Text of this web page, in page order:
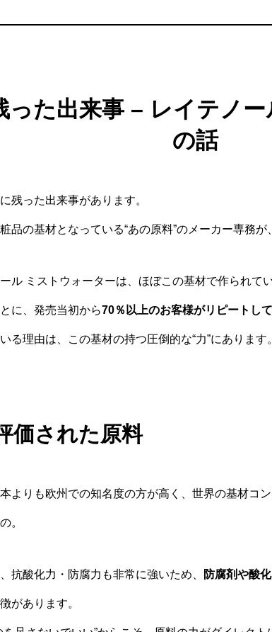
った出来事 – レイテノ
の話
残った出来事があります。
品の基材となっている“あの原料”のメーカー専務
ル ミストウォーターは、ほぼこの基材で作られてい
に、発売当初から70％以上のお客様がリピートし
る理由は、この基材の持つ圧倒的な“力”にあります。
価された原料
よりも欧州での知名度の方が高く、世界の基材コ
。
抗酸化力・防腐力も非常に強いため、 防腐剤や酸
があります。